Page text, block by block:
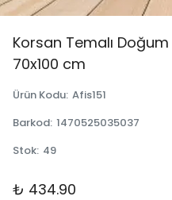
Korsan Temalı
70x100 cm
Ürün Kodu: Afis151
Barkod: 1470525035037
Stok: 49
₺ 434.90